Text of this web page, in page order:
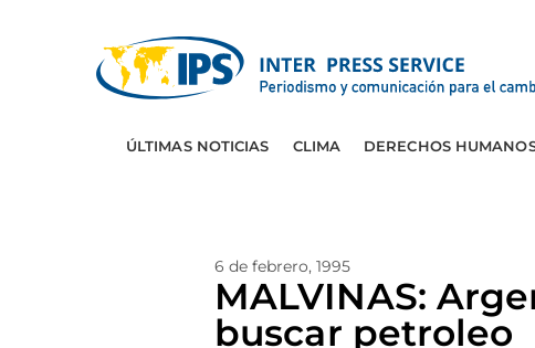
ÚLTIMAS NOTICIAS CLIMA DERECHOS
6 de febrero, 1995
MALVINAS:
buscar petroleo